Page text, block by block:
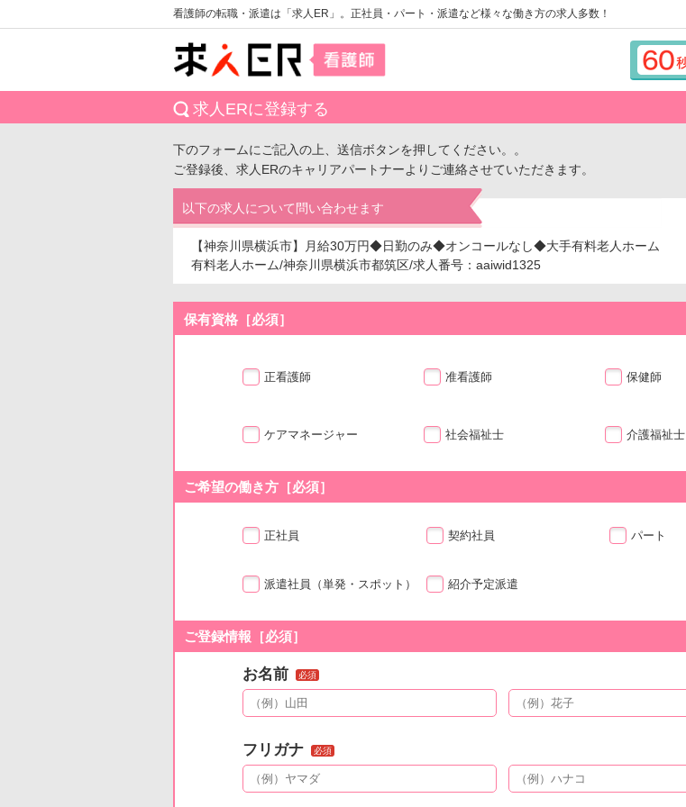
看護師の転職・派遣は「求人ER」。正社員・パート・派遣など様々な働き方の求人多数！
求人ERに登録する
下のフォームにご記入の上、送信ボタンを押してください。。
ご登録後、求人ERのキャリアパートナーよりご連絡させていただきます。
以下の求人について問い合わせます
【神奈川県横浜市】月給30万円◆日勤のみ◆オンコールなし◆大手有料老人ホーム
有料老人ホーム/神奈川県横浜市都筑区/求人番号：aaiwid1325
保有資格［必須］
正看護師 准看護師 保健師
ケアマネージャー 社会福祉士 介護福祉士
ご希望の働き方［必須］
正社員 契約社員 パート
派遣社員 （単発・スポット） 紹介予定派遣
ご登録情報［必須］
お名前 必須
フリガナ 必須